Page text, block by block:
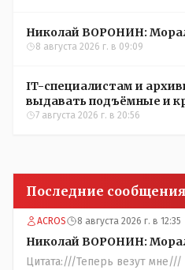
Николай ВОРОНИН:
8 августа 2026 г. в 09:09
IT-специалистам и
выдавать подъёмные и
сёлах Казахстана
7 августа 2026 г. в 20:56
Последние сообщения
ACROS 8 августа 2026 г. в 12:35
Николай ВОРОНИН:
Цитата:///Теперь везут